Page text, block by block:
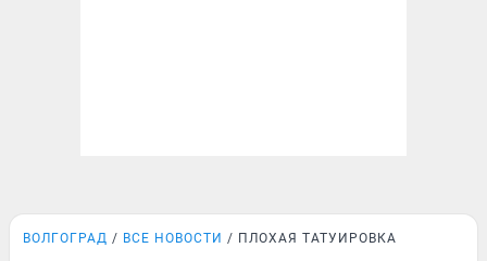
ВОЛГОГРАД ВСЕ НОВОСТИ ПЛОХАЯ ТАТУИРОВКА